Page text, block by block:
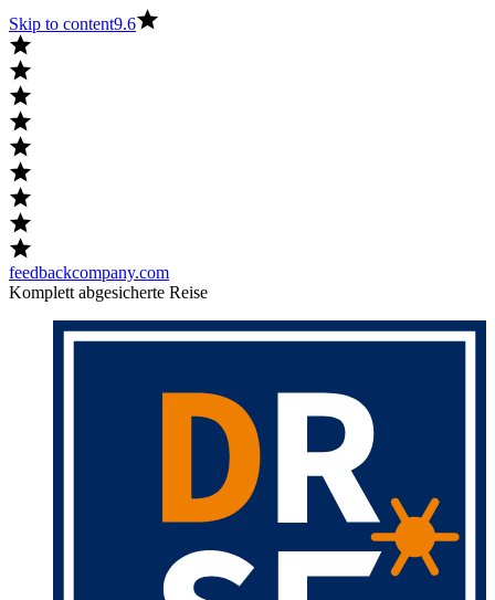
Skip to content9.6
feedbackcompany.com
Komplett abgesicherte Reise